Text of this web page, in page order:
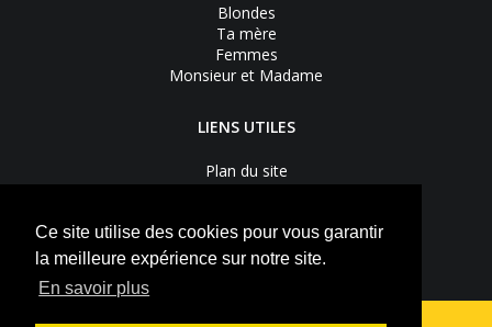
Ce site utilise des cookies pour vous garantir
la meilleure expérience sur notre site.
En savoir plus
Blondes
Ta mère
Femmes
Monsieur et Madame
LIENS UTILES
Plan du site
Nous contacter
Mentions légales
Vie privée